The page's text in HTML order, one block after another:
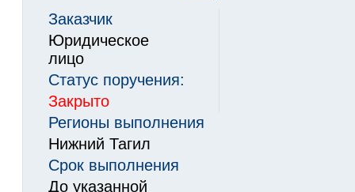
Заказчик
Юридическое
лицо
Статус поручения:
Закрыто
Регионы выполнения
Нижний Тагил
Срок выполнения
До указанной